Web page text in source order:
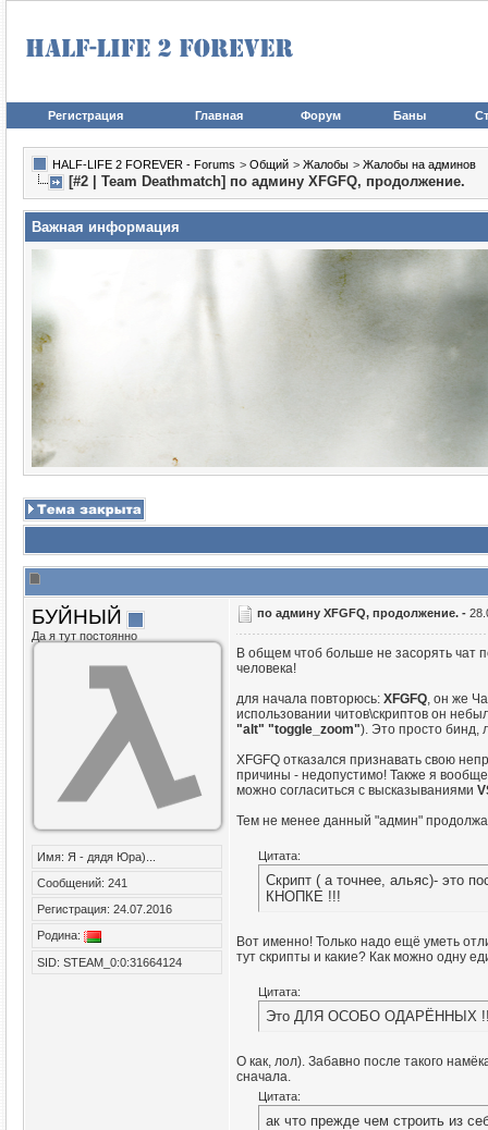
Регистрация Главная Форум Баны
HALF-LIFE 2 FOREVER - Forums > Общий > Жалобы > Жалобы на админов
[#2 | Team Deathmatch] по админу XFGFQ, продолжение.
Важная информация
БУЙНЫЙ
Да я тут постоянно
Имя: Я - дядя Юра)...
Сообщений: 241
Регистрация: 24.07.2016
Родина:
SID: STEAM_0:0:31664124
по админу XFGFQ, продолжение. -
В общем чтоб больше не засорять чат
человека!
для начала повторюсь: XFGFQ, он же
использовании читов\скриптов он
"alt" "toggle_zoom"). Это просто бинд,
XFGFQ отказался признавать свою
причины - недопустимо! Также я
можно согласиться с высказываниями
Тем не менее данный "админ"
Цитата:
Скрипт ( а точнее, альяс)- это
КНОПКЕ !!!
Вот именно! Только надо ещё уметь
тут скрипты и какие? Как можно одну
Цитата:
Это ДЛЯ ОСОБО ОДАРЁННЫХ
О как, лол). Забавно после такого
сначала.
Цитата:
ак что прежде чем строить из